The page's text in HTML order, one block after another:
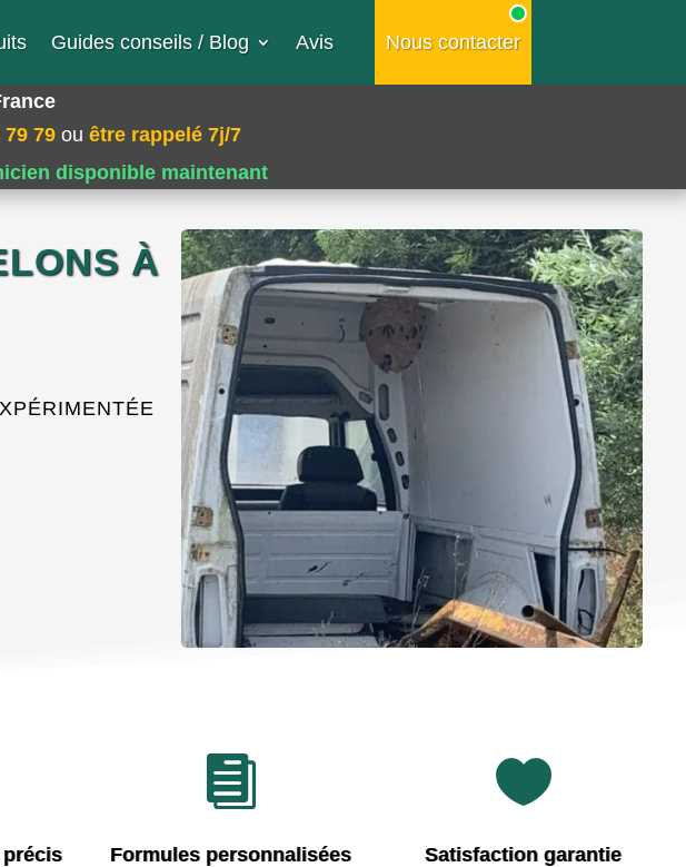
Guides conseils / Blog Avis Nous contacter
79 79 ou être rappelé 7j/7
disponible maintenant
À

Formules personnalisées

Satisfaction garantie